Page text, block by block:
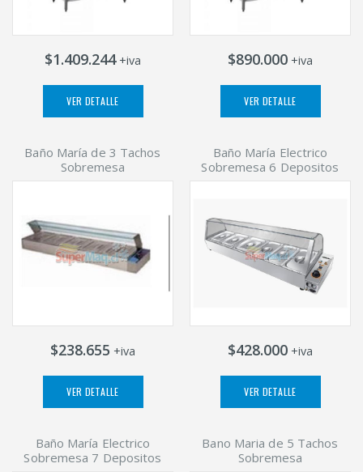
$1.409.244+iva
VER DETALLE
$890.000 +iva
VER DETALLE
Baño María de 3 Tachos
Sobremesa
$238.655 +iva
VER DETALLE
Baño María Electrico
Sobremesa 6 Depositos
$428.000 +iva
VER DETALLE
Baño María Electrico
Sobremesa 7 Depositos
Bano Maria de 5 Tachos
Sobremesa